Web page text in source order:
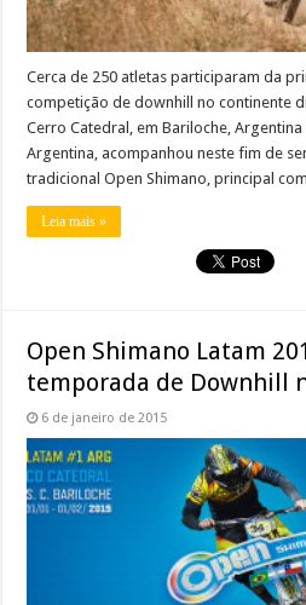
Cerca de 250 atletas participaram da
competição de downhill no continente
Cerro Catedral, em Bariloche,
Argentina, acompanhou neste fim de
tradicional Open Shimano, principal
Leia mais »
Open Shimano Latam
temporada de Downhill
6 de janeiro de 2015